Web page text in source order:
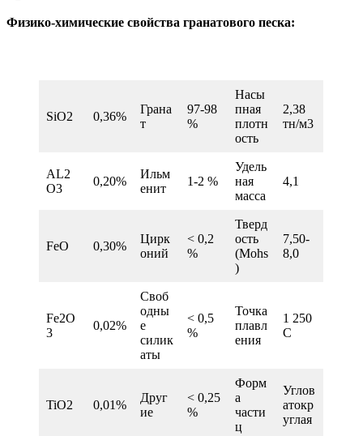
Физико-химические свойства гранатового песка:
SiO2 0,36%
Грана
т
97-98
%
Насы
пная
плотн
ость
2,38
тн/м3
AL2
O3
0,20%
Ильм
енит
1-2 %
Удель
ная
масса
4,1
FeO 0,30%
Цирк
оний
< 0,2
%
Тверд
ость
(Mohs
)
7,50-
8,0
Fe2O
3
0,02%
Своб
одны
е
силик
аты
< 0,5
%
Точка
плавл
ения
1 250
С
TiO2 0,01%
Друг
ие
< 0,25
%
Форм
а
части
ц
Углов
атокр
углая